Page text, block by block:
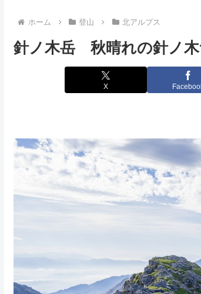
ホーム 登山 北アルプス
針ノ木岳 秋晴れの針ノ木
X